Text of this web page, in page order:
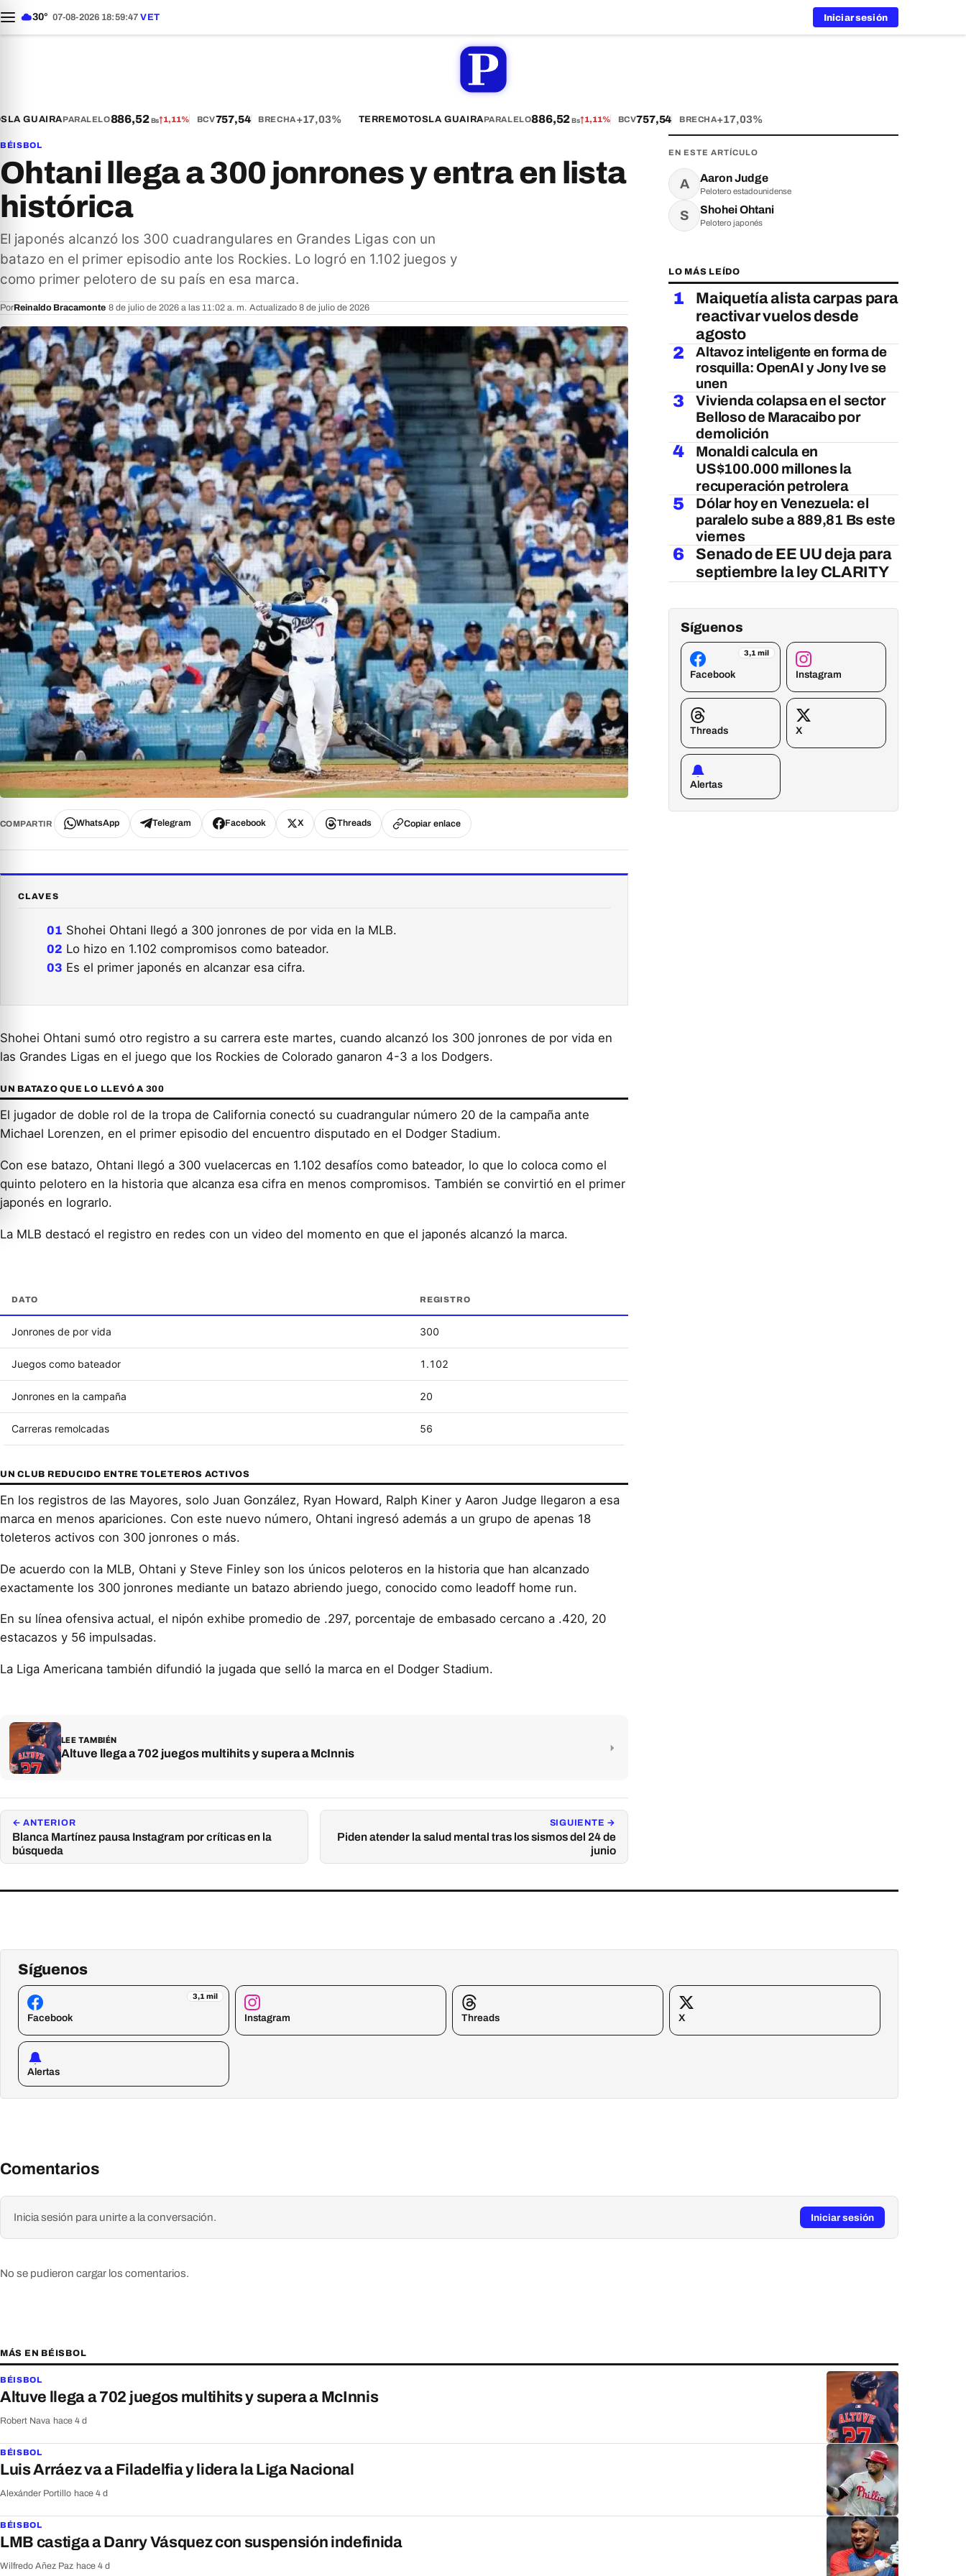
30° 07-08-2026 18:59:49 VET Iniciar sesión
GUAIRA PARALELO886,52Bs↑1,11% BCV757,54 BRECHA+17,03% TERREMOTOSLA GUAIRAPARALELO886,52Bs↑1,11% BCV757,54 BRECHA+17,03%
BÉISBOL
Ohtani llega a 300 jonrones y entra en lista
histórica
El japonés alcanzó los 300 cuadrangulares en Grandes Ligas con un
batazo en el primer episodio ante los Rockies. Lo logró en 1.102 juegos y
como primer pelotero de su país en esa marca.
PorReinaldo Bracamonte 8 de julio de 2026 a las 11:02 a. m. Actualizado 8 de julio de 2026
COMPARTIR WhatsApp Telegram Facebook X Threads Copiar enlace
CLAVES
Shohei Ohtani llegó a 300 jonrones de por vida en la MLB.
Lo hizo en 1.102 compromisos como bateador.
Es el primer japonés en alcanzar esa cifra.
Shohei Ohtani sumó otro registro a su carrera este martes, cuando alcanzó los 300 jonrones de por vida en
las Grandes Ligas en el juego que los Rockies de Colorado ganaron 4-3 a los Dodgers.
UN BATAZO QUE LO LLEVÓ A 300
El jugador de doble rol de la tropa de California conectó su cuadrangular número 20 de la campaña ante
Michael Lorenzen, en el primer episodio del encuentro disputado en el Dodger Stadium.
Con ese batazo, Ohtani llegó a 300 vuelacercas en 1.102 desafíos como bateador, lo que lo coloca como el
quinto pelotero en la historia que alcanza esa cifra en menos compromisos. También se convirtió en el primer
japonés en lograrlo.
La MLB destacó el registro en redes con un video del momento en que el japonés alcanzó la marca.
DATO REGISTRO
Jonrones de por vida 300
Juegos como bateador 1.102
Jonrones en la campaña 20
Carreras remolcadas 56
UN CLUB REDUCIDO ENTRE TOLETEROS ACTIVOS
En los registros de las Mayores, solo Juan González, Ryan Howard, Ralph Kiner y Aaron Judge llegaron a esa
marca en menos apariciones. Con este nuevo número, Ohtani ingresó además a un grupo de apenas 18
toleteros activos con 300 jonrones o más.
De acuerdo con la MLB, Ohtani y Steve Finley son los únicos peloteros en la historia que han alcanzado
exactamente los 300 jonrones mediante un batazo abriendo juego, conocido como leadoff home run.
En su línea ofensiva actual, el nipón exhibe promedio de .297, porcentaje de embasado cercano a .420, 20
estacazos y 56 impulsadas.
La Liga Americana también difundió la jugada que selló la marca en el Dodger Stadium.
LEE TAMBIÉN
Altuve llega a 702 juegos multihits y supera a McInnis
← ANTERIOR
Blanca Martínez pausa Instagram por críticas en la
búsqueda
SIGUIENTE →
Piden atender la salud mental tras los sismos del 24 de
junio
EN ESTE ARTÍCULO
A Aaron Judge
Pelotero estadounidense
S Shohei Ohtani
Pelotero japonés
LO MÁS LEÍDO
1
Maiquetía alista carpas para
reactivar vuelos desde
agosto
2
Altavoz inteligente en forma de
rosquilla: OpenAI y Jony Ive se
unen
3
Vivienda colapsa en el sector
Belloso de Maracaibo por
demolición
4
Monaldi calcula en
US$100.000 millones la
recuperación petrolera
5
Dólar hoy en Venezuela: el
paralelo sube a 889,81 Bs este
viernes
6
Senado de EE UU deja para
septiembre la ley CLARITY
Síguenos
3,1 mil
Facebook Instagram
Threads X
Alertas
Síguenos
3,1 mil
Facebook Instagram Threads X
Alertas
Comentarios
Inicia sesión para unirte a la conversación. Iniciar sesión
No se pudieron cargar los comentarios.
MÁS EN BÉISBOL
BÉISBOL
Altuve llega a 702 juegos multihits y supera a McInnis
Robert Nava hace 4 d
BÉISBOL
Luis Arráez va a Filadelfia y lidera la Liga Nacional
Alexánder Portillo hace 4 d
BÉISBOL
LMB castiga a Danry Vásquez con suspensión indefinida
Wilfredo Añez Paz hace 4 d